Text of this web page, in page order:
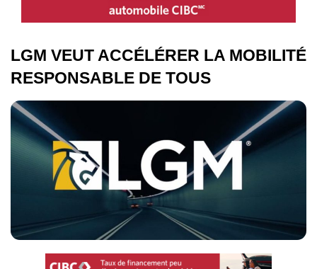
LGM VEUT ACCÉLÉRER LA MOBILITÉ
RESPONSABLE DE TOUS